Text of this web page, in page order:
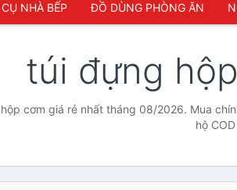
NHÀ BẾP ĐỒ DÙNG PHÒNG ĂN
túi đựng
cơm giá rẻ nhất tháng 08/2026. Mua
hộ COD